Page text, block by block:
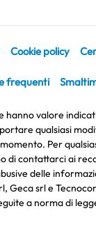
Cookie policy
frequenti
valore
qualsiasi
Per
di contattarci ai
delle
Geca srl e
a norma di